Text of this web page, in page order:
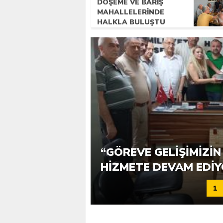
DÖŞEME VE BARIŞ
MAHALLELERINDE
HALKLA BULUŞTU
ASKİ’DEN
SUYU
“GÖREVE
HIZMETE DEVAM
1